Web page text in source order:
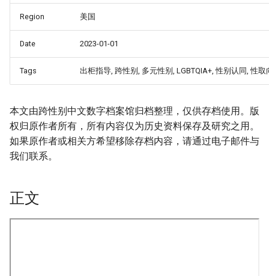
Region 美国
Date 2023-01-01
Tags 出柜指导, 跨性别, 多元性别, LGBTQIA+, 性别认同, 性取
本文由跨性别中文数字档案馆归档整理，仅供存档使用。版
权归原作者所有，所有内容仅为历史资料保存及研究之用。
如果原作者或相关方希望移除存档内容，请通过电子邮件与
我们联系。
正文